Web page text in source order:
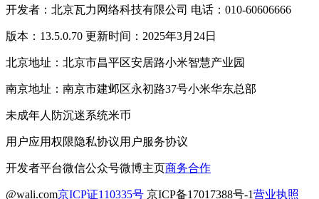
开发者：北京瓦力网络科技有限公司 电话：010-60606666
版本：13.5.0.70 更新时间：2025年3月24日
北京地址：北京市昌平区安居路小米智慧产业园
南京地址：南京市建邺区永初路37号小米华东总部
未成年人防沉迷系统米币
用户应用权限隐私协议用户服务协议
开发者平台微信公众号微博主页商务合作
@wali.com京ICP证110335号 京ICP备17017388号-1营业执照